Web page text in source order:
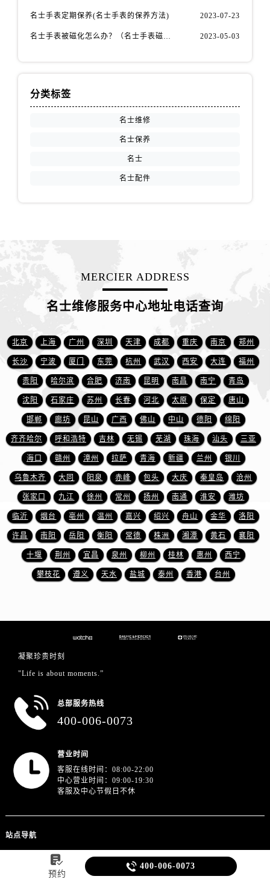
名士手表定期保养(名士手表的保养方法) 2023-07-23
名士手表被磁化怎么办？（名士手表磁化处理方法） 2023-05-03
分类标签
名士维修
名士保养
名士
名士配件
MERCIER ADDRESS
名士维修服务中心地址电话查询
北京 上海 广州 深圳 天津 成都 重庆 南京 郑州
长沙 宁波 厦门 东莞 杭州 武汉 西安 大连 福州
贵阳 哈尔滨 合肥 济南 昆明 南昌 南宁 青岛
沈阳 石家庄 苏州 长春 河北 太原 保定 唐山
邯郸 廊坊 昆山 广西 佛山 中山 德阳 绵阳
齐齐哈尔 呼和浩特 吉林 无锡 芜湖 珠海 汕头 三亚
海口 赣州 漳州 拉萨 青海 新疆 兰州 银川
乌鲁木齐 大同 阳泉 赤峰 包头 大庆 秦皇岛 沧州
张家口 九江 徐州 常州 扬州 南通 淮安 潍坊
临沂 烟台 亳州 温州 嘉兴 绍兴 舟山 金华 洛阳
许昌 南阳 岳阳 衡阳 常德 株洲 湘潭 黄石 襄阳
十堰 荆州 宜昌 泉州 柳州 桂林 惠州 西宁
攀枝花 遵义 天水 盐城 泰州 香港 台州
凝聚珍贵时刻
"Life is about moments.”
总部服务热线
400-006-0073
营业时间
客服在线时间：08:00-22:00
中心营业时间：09:00-19:30
客服及中心节假日不休
站点导航
名士在线服务

预约
 400-006-0073